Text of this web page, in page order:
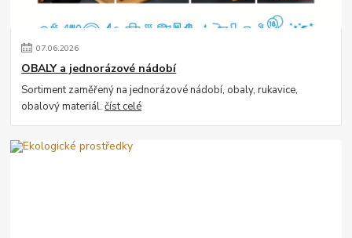
07.06.2026
OBALY a jednorázové nádobí
Sortiment zaměřený na jednorázové nádobí, obaly, rukavice,
obalový materiál.číst celé